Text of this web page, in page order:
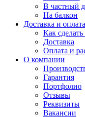
В частный
На балкон
Доставка и оплата
Как сделать
Доставка
Оплата и
О компании
Гарантия
Портфолио
Отзывы
Реквизиты
Вакансии